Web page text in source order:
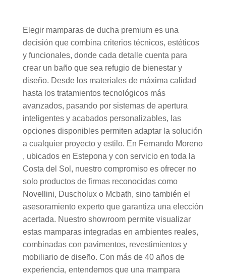
Elegir mamparas de ducha premium es una
decisión que combina criterios técnicos, estéticos
y funcionales, donde cada detalle cuenta para
crear un baño que sea refugio de bienestar y
diseño. Desde los materiales de máxima calidad
hasta los tratamientos tecnológicos más
avanzados, pasando por sistemas de apertura
inteligentes y acabados personalizables, las
opciones disponibles permiten adaptar la solución
a cualquier proyecto y estilo. En Fernando Moreno
, ubicados en Estepona y con servicio en toda la
Costa del Sol, nuestro compromiso es ofrecer no
solo productos de firmas reconocidas como
Novellini, Duscholux o Mcbath, sino también el
asesoramiento experto que garantiza una elección
acertada. Nuestro showroom permite visualizar
estas mamparas integradas en ambientes reales,
combinadas con pavimentos, revestimientos y
mobiliario de diseño. Con más de 40 años de
experiencia, entendemos que una mampara